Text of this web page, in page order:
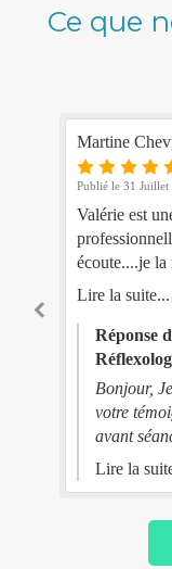
Ce que
Martine
Publié le 31 Juillet
Valérie est
écoute....je
Lire la suite...
Réponse
Bonjour,
votre
avant
en toute
Lire la